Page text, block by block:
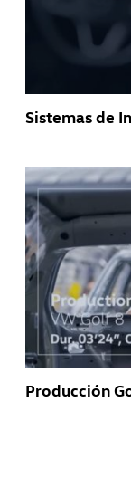
Sistemas de
Producción